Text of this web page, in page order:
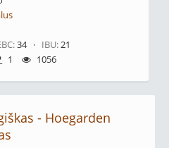
34 · IBU:21
1 1056
- Hoegarden